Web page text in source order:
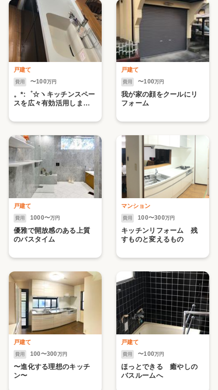
戸建て
費用 〜100万円
。*:゜☆ヽキッチンスペー
スを広々有効活用しませ
たっぷり収納♪アナタにぴ
☆゜:。*。
戸建て
費用 〜100万円
我が家の顔をクールにリ
フォーム
戸建て
費用 1000〜万円
優雅で開放感のある上質
のバスタイム
マンション
費用 100〜300万円
キッチンリフォーム 残
すものと変えるもの
戸建て
費用 100〜300万円
〜進化する理想のキッチ
ン〜
戸建て
費用 〜100万円
ほっとできる 癒やしの
バスルームへ